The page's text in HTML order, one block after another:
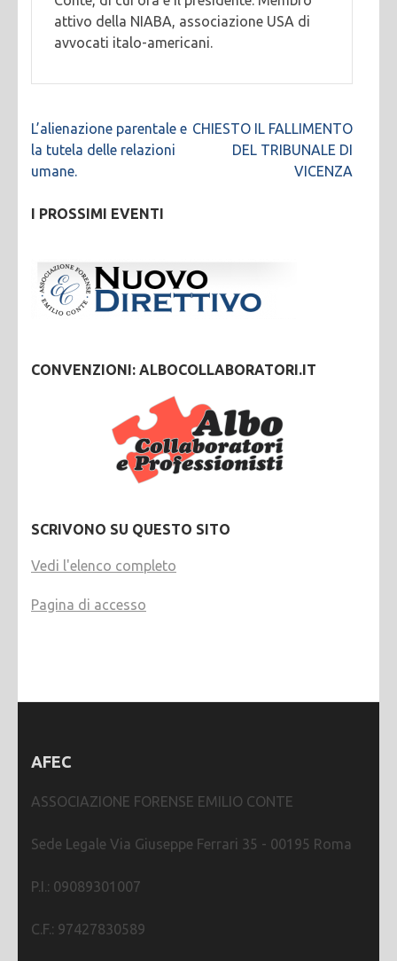
attivo della NIABA, associazione USA di
avvocati italo-americani.
Navigazione
articoli
L’alienazione parentale e
la tutela delle relazioni
umane.
CHIESTO IL FALLIMENTO
DEL TRIBUNALE DI
VICENZA
I PROSSIMI EVENTI
CONVENZIONI: ALBOCOLLABORATORI.IT
SCRIVONO SU QUESTO SITO
Vedi l'elenco completo
Pagina di accesso
AFEC
ASSOCIAZIONE FORENSE EMILIO CONTE
Sede Legale Via Giuseppe Ferrari 35 - 00195 Roma
P.I.: 09089301007
C.F.: 97427830589